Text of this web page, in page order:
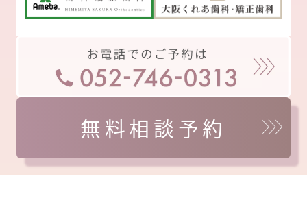
無料相談予約